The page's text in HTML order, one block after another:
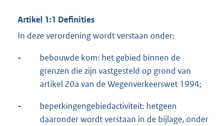
Artikel 1:1 Definities
In deze verordening wordt verstaan onder:
-
bebouwde kom: het gebied binnen de
grenzen die zijn vastgesteld op grond van
artikel 20a van de Wegenverkeerswet 1994;
-
beperkingengebiedactiviteit: hetgeen
daaronder wordt verstaan in de bijlage, onder